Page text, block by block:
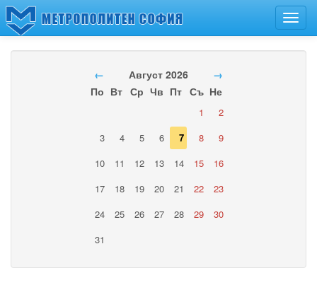
← Август 2026
→
По Вт Ср Чв Пт Съ Не
1
2
3
4 5 6 7 8
9
10
11 12 13 14 15
16
17
18 19 20 21 22
23
24
25 26 27 28 29
30
31